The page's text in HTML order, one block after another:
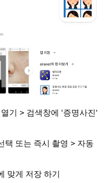
기 > 검색창에 '증명사진'
택 또는 즉시 촬영 > 자동
맞게 저장 하기